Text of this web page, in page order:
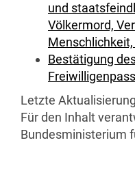
und
Völkermord,
Bestätigung
Freiwilligenpass
Letzte
Für den Inhalt
Bundesministerium